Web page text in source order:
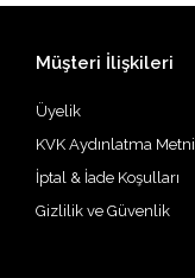
Müşteri İlişkileri
Üyelik
KVK Aydınlatma Metni
İptal & İade Koşulları
Gizlilik ve Güvenlik